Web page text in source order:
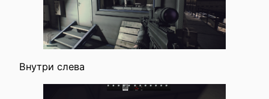
Внутри слева